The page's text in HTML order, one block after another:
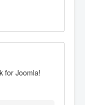
for Joomla!